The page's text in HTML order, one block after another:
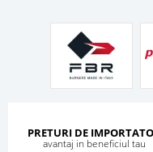
PRETURI DE
avantaj in beneficiul tau